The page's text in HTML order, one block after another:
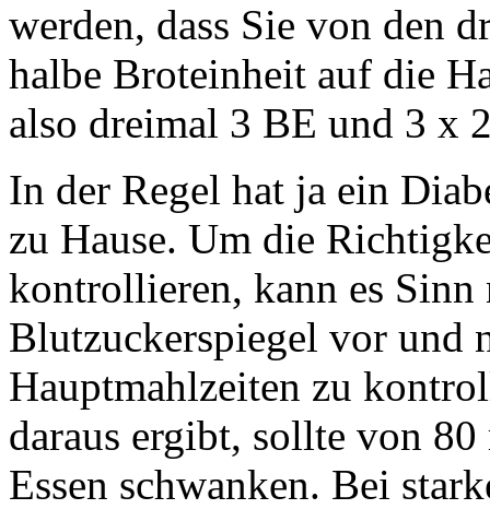
werden, dass Sie von den
halbe Broteinheit auf die
also dreimal 3 BE und 3 x
In der Regel hat ja ein
zu Hause. Um die
kontrollieren, kann es Sinn
Blutzuckerspiegel vor und
Hauptmahlzeiten zu
daraus ergibt, sollte von
Essen schwanken. Bei